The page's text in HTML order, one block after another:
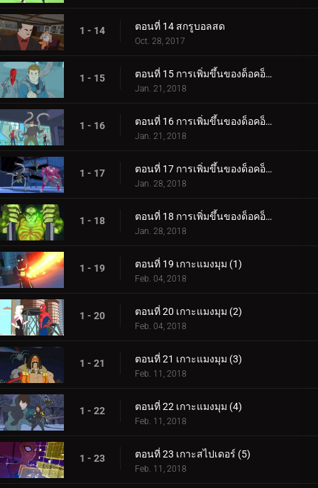
1 - 14 ตอนที่ 14 สกรูบอลสด
Oct. 28, 2017
1 - 15 ตอนที่ 15 การเพิ่มขึ้นของด็อคอ็อค (1)
Jan. 21, 2018
1 - 16 ตอนที่ 16 การเพิ่มขึ้นของด็อคอ็อค (2)
Jan. 21, 2018
1 - 17 ตอนที่ 17 การเพิ่มขึ้นของด็อคอ็อค (3)
Jan. 28, 2018
1 - 18 ตอนที่ 18 การเพิ่มขึ้นของด็อคอ็อค (4)
Jan. 28, 2018
1 - 19 ตอนที่ 19 เกาะแมงมุม (1)
Feb. 04, 2018
1 - 20 ตอนที่ 20 เกาะแมงมุม (2)
Feb. 04, 2018
1 - 21 ตอนที่ 21 เกาะแมงมุม (3)
Feb. 11, 2018
1 - 22 ตอนที่ 22 เกาะแมงมุม (4)
Feb. 11, 2018
1 - 23 ตอนที่ 23 เกาะสไปเดอร์ (5)
Feb. 11, 2018